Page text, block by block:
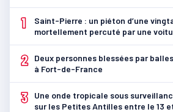
1
Saint-Pierre : un piéton d’une
mortellement percuté par une
2
Deux personnes blessées par
à Fort-de-France
3
Une onde tropicale sous
sur les Petites Antilles entre le 13